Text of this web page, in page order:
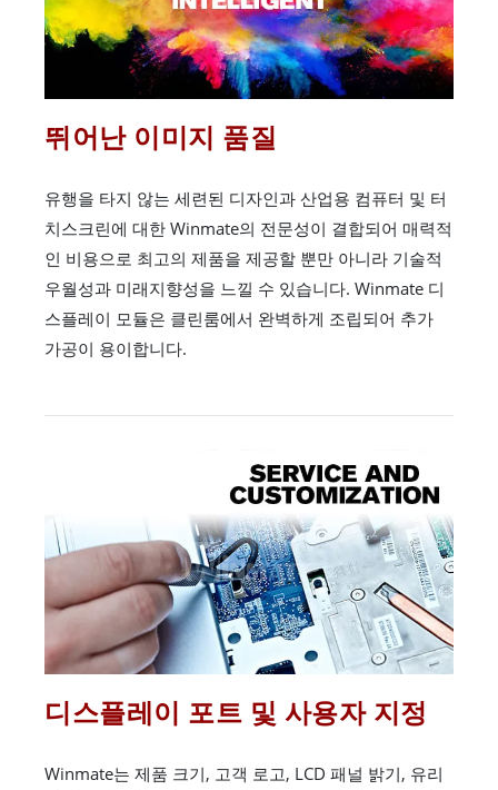
뛰어난 이미지 품질
유행을 타지 않는 세련된 디자인과 산업용 컴퓨터 및 터
치스크린에 대한 Winmate의 전문성이 결합되어 매력적
인 비용으로 최고의 제품을 제공할 뿐만 아니라 기술적
우월성과 미래지향성을 느낄 수 있습니다. Winmate 디
스플레이 모듈은 클린룸에서 완벽하게 조립되어 추가
가공이 용이합니다.
디스플레이 포트 및 사용자 지정
Winmate는 제품 크기, 고객 로고, LCD 패널 밝기, 유리